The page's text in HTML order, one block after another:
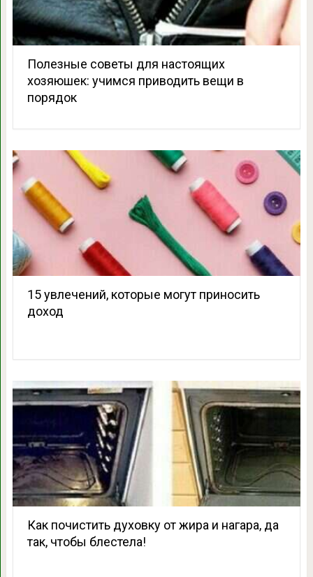
Полезные советы для настоящих
хозяюшек: учимся приводить вещи в
порядок
15 увлечений, которые могут приносить
доход
Как почистить духовку от жира и нагара, да
так, чтобы блестела!